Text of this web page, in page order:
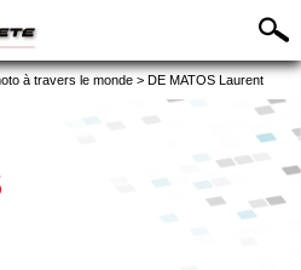
à travers le monde > DE MATOS Laurent